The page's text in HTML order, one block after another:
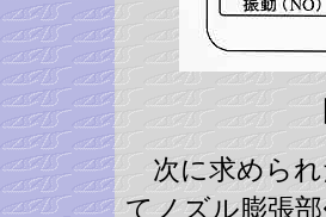
次に求められ
てノズル膨張部